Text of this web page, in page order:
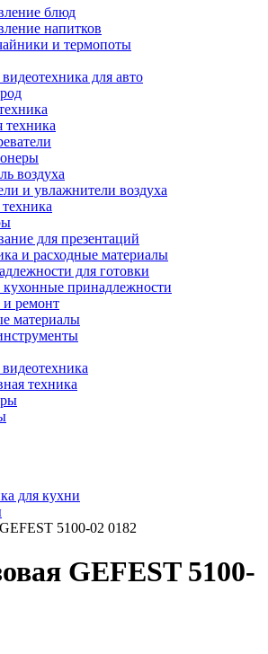
блюд
напитков
и термопоты
для авто
техника
воздуха
и увлажнители воздуха
для презентаций
и расходные материалы
для готовки
кухонные принадлежности
и ремонт
материалы
техника
для кухни
5100-02 0182
GEFEST 5100-